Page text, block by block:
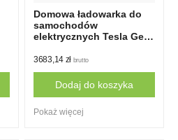
Domowa ładowarka do
samochodów
elektrycznych Tesla Gen
europejskich
3683,14 zł brutto
Dodaj do koszyka
Pokaż więcej